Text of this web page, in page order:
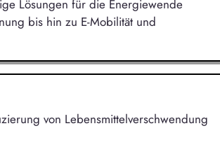
Lösungen für die Energiewende
bis hin zu E-Mobilität und
von Lebensmittelverschwendung